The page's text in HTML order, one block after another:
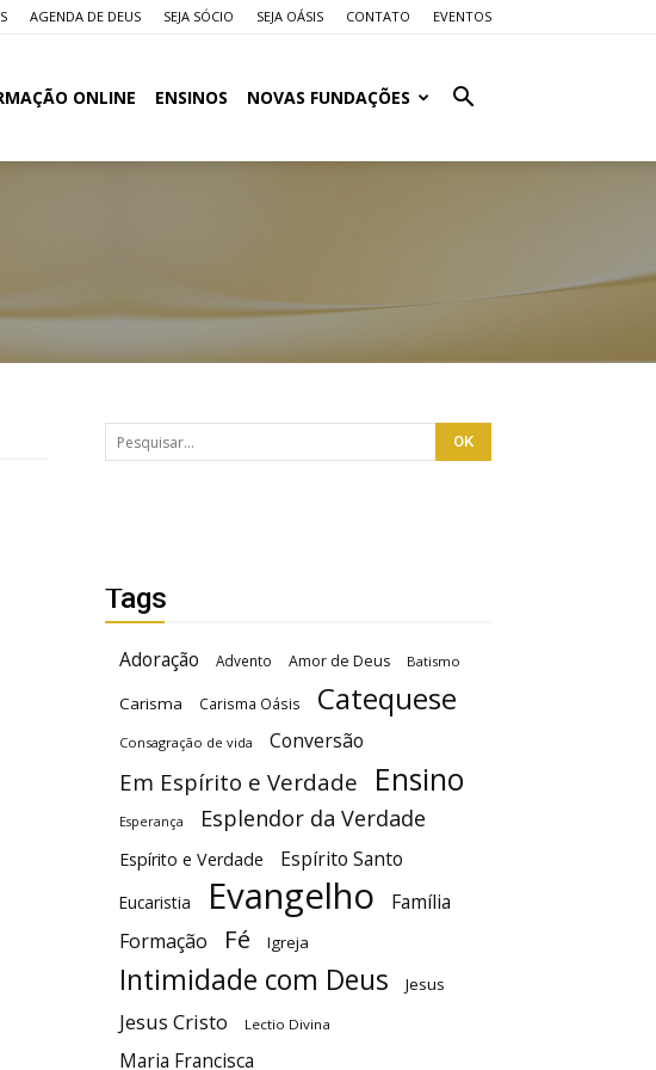
AGENDA DE DEUS SEJA SÓCIO SEJA OÁSIS CONTATO EVENTOS
ONLINE ENSINOS NOVAS FUNDAÇÕES
Tags
Adoração Advento Amor de Deus Batismo
Carisma Carisma Oásis Catequese
Consagração de vida Conversão
Em Espírito e Verdade Ensino
Esperança Esplendor da Verdade
Espírito e Verdade Espírito Santo
Eucaristia Evangelho
Família
Formação
Fé Igreja
Intimidade com Deus Jesus
Jesus Cristo Lectio Divina
Maria Francisca